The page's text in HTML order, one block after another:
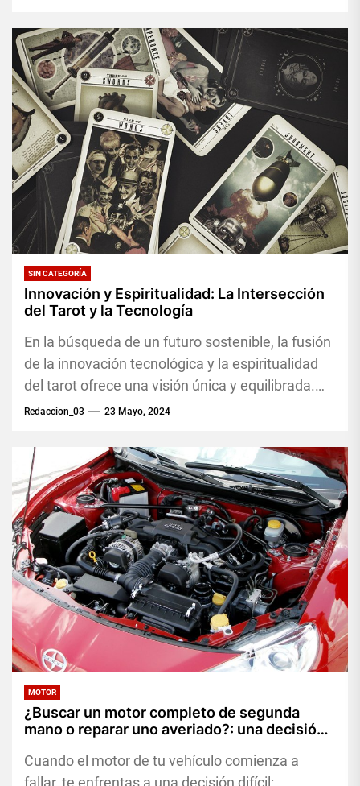
SIN CATEGORÍA
Innovación y Espiritualidad: La Intersección
del Tarot y la Tecnología
En la búsqueda de un futuro sostenible, la fusión
de la innovación tecnológica y la espiritualidad
del tarot ofrece una visión única y equilibrada.
Esta...
Redaccion_03 23 Mayo, 2024
MOTOR
¿Buscar un motor completo de segunda
mano o reparar uno averiado?: una decisión
Cuando el motor de tu vehículo comienza a
fallar, te enfrentas a una decisión difícil: